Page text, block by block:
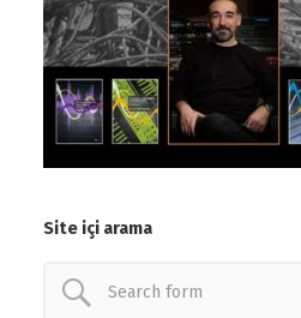
Site içi arama